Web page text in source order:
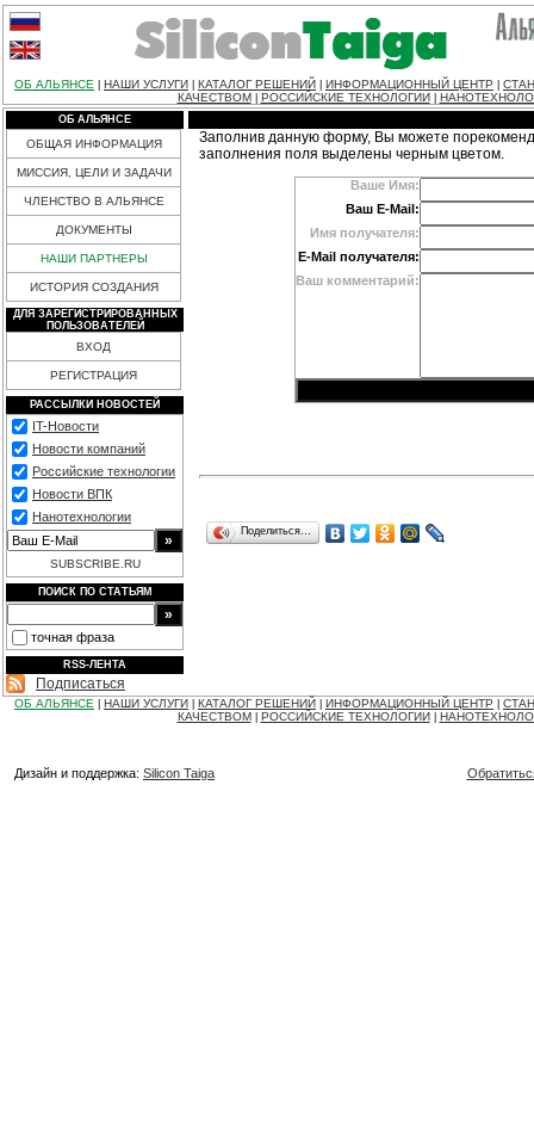
ОБ АЛЬЯНСЕ НАШИ УСЛУГИ КАТАЛОГ РЕШЕНИЙ ИНФОРМАЦИОННЫЙ ЦЕНТР
КАЧЕСТВОМ
РОССИЙСКИЕ ТЕХНОЛОГИИ
ОБ АЛЬЯНСЕ
ОБЩАЯ ИНФОРМАЦИЯ
МИССИЯ, ЦЕЛИ И ЗАДАЧИ
ЧЛЕНСТВО В АЛЬЯНСЕ
ДОКУМЕНТЫ
НАШИ ПАРТНЕРЫ
ИСТОРИЯ СОЗДАНИЯ
ДЛЯ ЗАРЕГИСТРИРОВАННЫХ
ПОЛЬЗОВАТЕЛЕЙ
ВХОД
РЕГИСТРАЦИЯ
РАССЫЛКИ НОВОСТЕЙ
IT-Новости
Новости компаний
Российские технологии
Новости ВПК
Нанотехнологии
SUBSCRIBE.RU
ПОИСК ПО СТАТЬЯМ
точная фраза
RSS-ЛЕНТА
Подписаться
Заполнив данную форму, Вы можете
заполнения поля выделены черным цветом.
Ваше Имя:
Ваш E-Mail:
Имя получателя:
E-Mail получателя:
Ваш комментарий:
Поделиться…
ОБ АЛЬЯНСЕ НАШИ УСЛУГИ КАТАЛОГ РЕШЕНИЙ ИНФОРМАЦИОННЫЙ ЦЕНТР
КАЧЕСТВОМ
РОССИЙСКИЕ ТЕХНОЛОГИИ
Дизайн и поддержка: Silicon Taiga